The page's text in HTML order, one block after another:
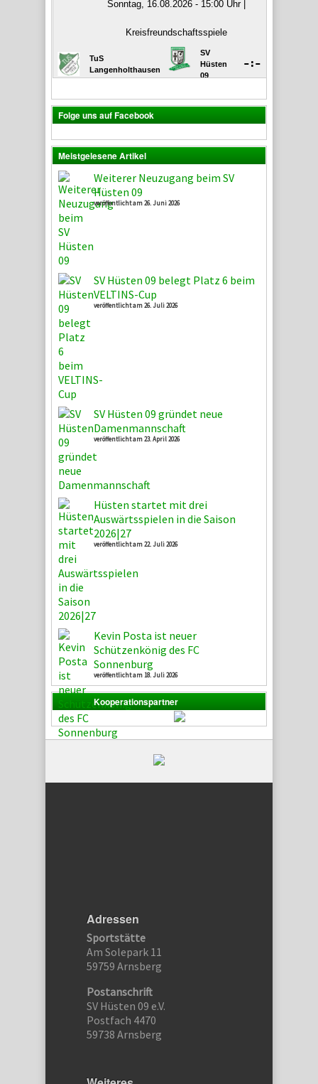
Folge uns auf Facebook
Meistgelesene Artikel
Weiterer Neuzugang beim SV
Hüsten 09
veröffentlicht am 26. Juni 2026
SV Hüsten 09 belegt Platz 6 beim
VELTINS-Cup
veröffentlicht am 26. Juli 2026
SV Hüsten 09 gründet neue
Damenmannschaft
veröffentlicht am 23. April 2026
Hüsten startet mit drei
Auswärtsspielen in die Saison
2026|27
veröffentlicht am 22. Juli 2026
Kevin Posta ist neuer
Schützenkönig des FC
Sonnenburg
veröffentlicht am 18. Juli 2026
Kooperationspartner
Adressen
Sportstätte
Am Solepark 11
59759 Arnsberg
Postanschrift
SV Hüsten 09 e.V.
Postfach 4470
59738 Arnsberg